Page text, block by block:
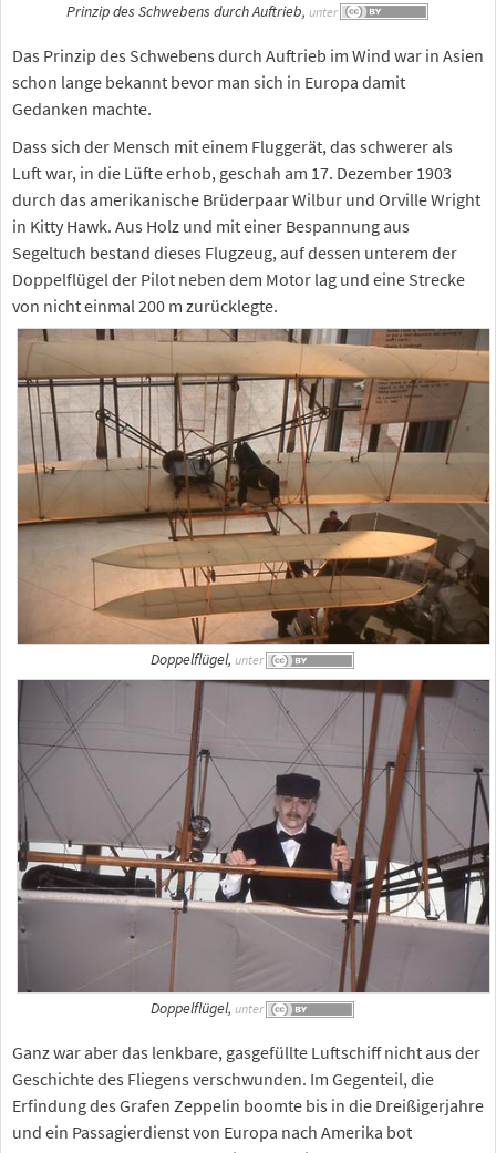
Prinzip des Schwebens durch Auftrieb, unter
Das Prinzip des Schwebens durch Auftrieb im Wind war in Asien
schon lange bekannt bevor man sich in Europa damit
Gedanken machte.
Dass sich der Mensch mit einem Fluggerät, das schwerer als
Luft war, in die Lüfte erhob, geschah am 17. Dezember 1903
durch das amerikanische Brüderpaar Wilbur und Orville Wright
in Kitty Hawk. Aus Holz und mit einer Bespannung aus
Segeltuch bestand dieses Flugzeug, auf dessen unterem der
Doppelflügel der Pilot neben dem Motor lag und eine Strecke
von nicht einmal 200 m zurücklegte.
Doppelflügel, unter
Doppelflügel, unter
Ganz war aber das lenkbare, gasgefüllte Luftschiff nicht aus der
Geschichte des Fliegens verschwunden. Im Gegenteil, die
Erfindung des Grafen Zeppelin boomte bis in die Dreißigerjahre
und ein Passagierdienst von Europa nach Amerika bot